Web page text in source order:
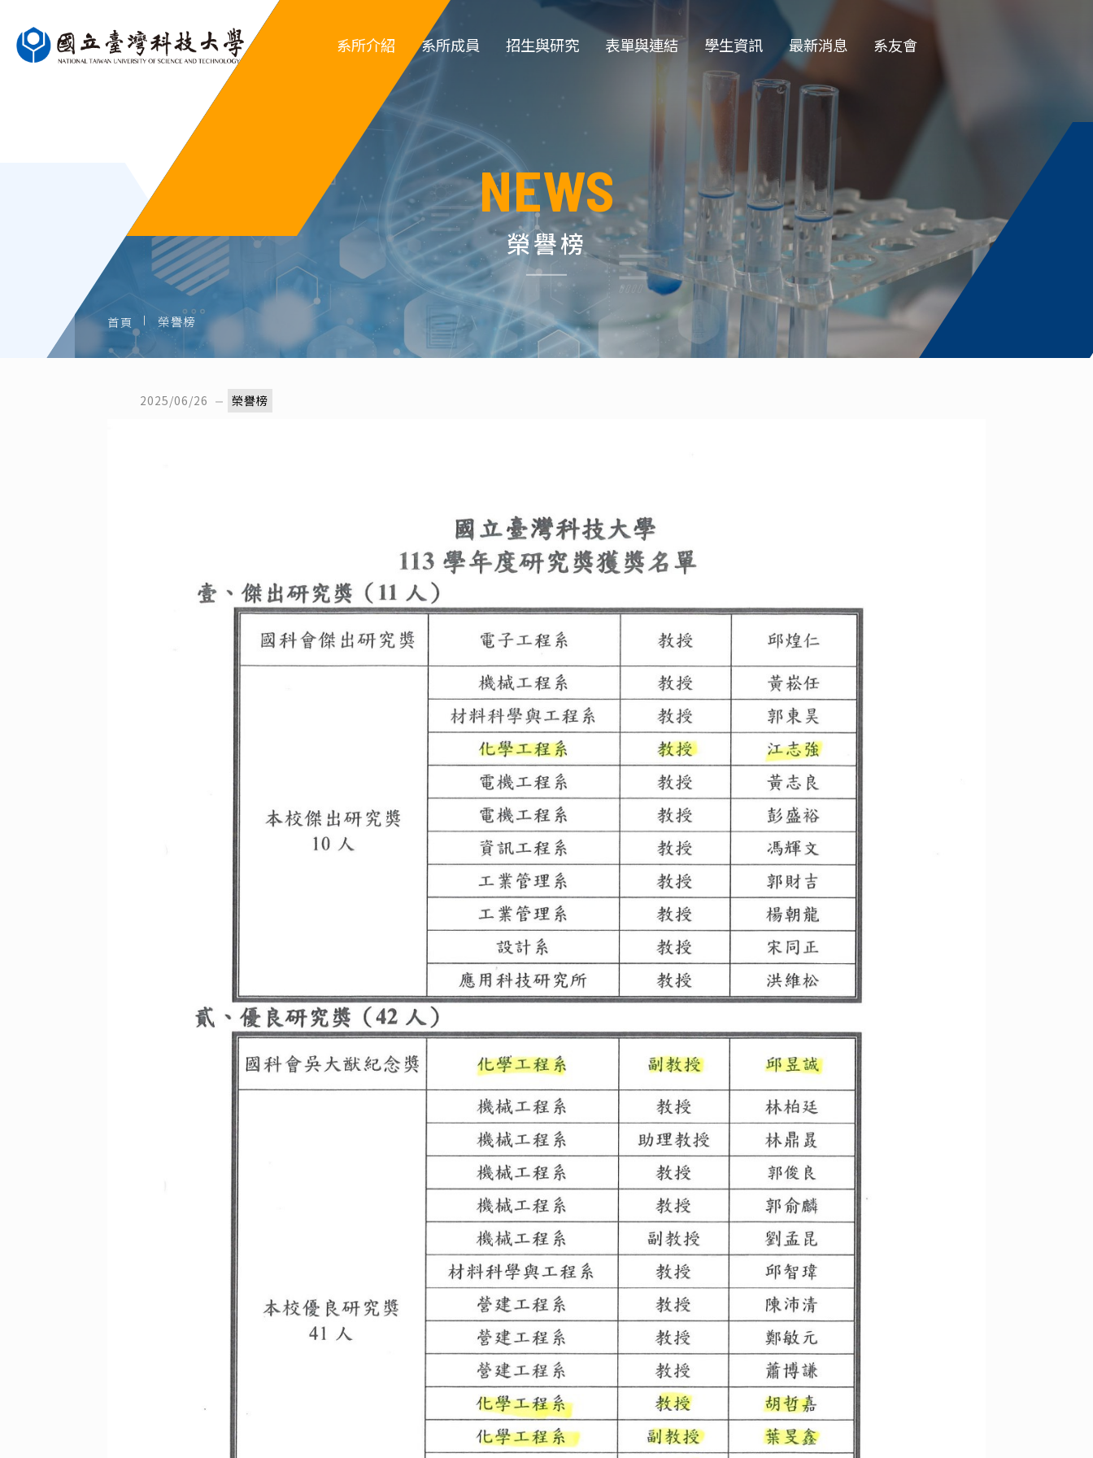
系所介紹
簡介
系徽
行政組織
系所沿革
歷屆系主任
歷屆系傑出校友名
單
系所成員
專案教師
職員
退休教師
名譽教授
榮譽講座教授
招生與研究
特色實驗室
儀器租借
環安衛資訊
高中職生園地
化工營
表單與連結
教職員登入
學生類表單
學生資訊
大學部
系學會
碩士班
博士班
指導教授收受碩班
生資訊
學位論文口試
碩士班口試作業流
實務專題
最新消息
榮譽榜
演講公告
活動花絮
獎學金公告
系友會
NEWS
榮譽榜
首頁 榮譽榜
2025/06/26 榮譽榜